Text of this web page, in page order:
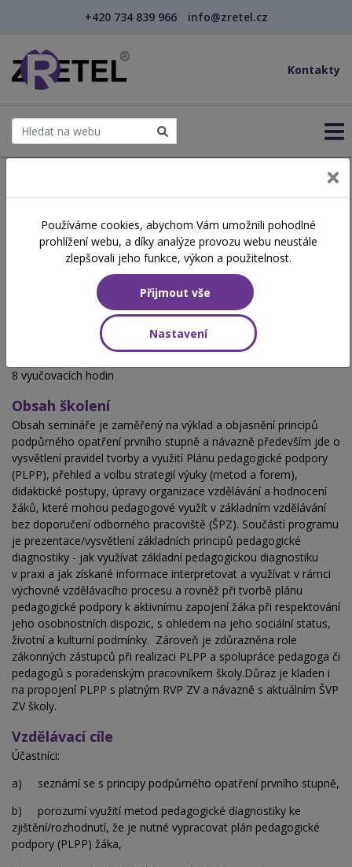
+420 734 839 966 info@zretel.cz
Kontakty
šablony
Tvorba PLPP v rámci
podpůrného opatření
prvního stupně v ZŠ
Hodinová dotace
8 vyučovacích hodin
Obsah školení
Obsah semináře je zaměřený na výklad a objasnění principů
podpůrného opatření prvního stupně a návazně především jde o
vysvětlení pravidel tvorby a využití Plánu pedagogické podpory
(PLPP), přehled a volbu strategií výuky (metod a forem),
didaktické postupy, úpravy organizace vzdělávání a hodnocení
žáků, které mohou pedagogové využít v základním vzdělávání
bez doporučení odborného pracoviště (ŠPZ). Součástí programu
je prezentace/vysvětlení základních principů pedagogické
diagnostiky - jak využívat základní pedagogickou diagnostiku
v praxi a jak získané informace interpretovat a využívat v rámci
výchovně vzdělávacího procesu a rovněž při tvorbě plánu
pedagogické podpory k aktivnímu zapojení žáka při respektování
jeho osobnostních dispozic, s ohledem na jeho sociální status,
životní a kulturní podmínky. Zároveň je zdůrazněna role
zákonných zástupců při realizaci PLPP a spolupráce pedagoga či
pedagogů s poradenským pracovníkem školy.Důraz je kladen i
na propojení PLPP s platným RVP ZV a návazně s aktuálním ŠVP
ZV školy.
Vzdělávací cíle
Účastníci:
a) seznámí se s principy podpůrného opatření prvního stupně,
b) porozumí využití metod pedagogické diagnostiky ke
zjištění/rozhodnutí, že je nutné vypracovat plán pedagogické
podpory (PLPP) žáka,
Používáme cookies, abychom Vám umožnili pohodlné
prohlížení webu, a díky analýze provozu webu neustále
zlepšovali jeho funkce, výkon a použitelnost.
Přijmout vše
Nastavení